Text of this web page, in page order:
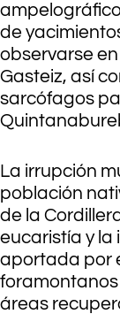
de
observarse
Gasteiz, así
sarcófagos
La irrupción
población
de la
eucaristía y
aportada por
áreas